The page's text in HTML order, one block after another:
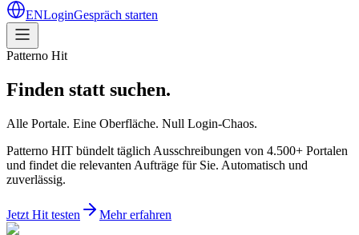
ENLoginGespräch starten
Patterno Hit
Finden statt suchen.
Alle Portale. Eine Oberfläche. Null Login-Chaos.
Patterno HIT bündelt täglich Ausschreibungen von 4.500+ Portalen
und findet die relevanten Aufträge für Sie. Automatisch und
zuverlässig.
Jetzt Hit testen Mehr erfahren